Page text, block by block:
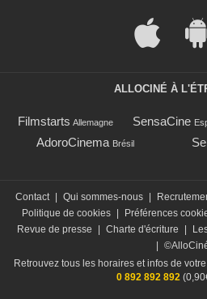
ALLOCINÉ À
Filmstarts Allemagne SensaCine
AdoroCinema Brésil
Contact | Qui sommes-nous |
Politique de cookies | Préférences
Revue de presse
| Charte d'écriture |
|
Retrouvez tous les horaires et infos de
0 892 892 892